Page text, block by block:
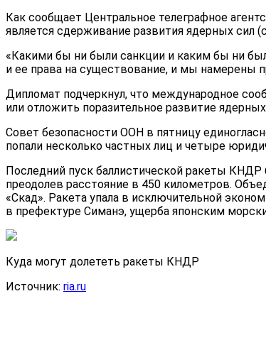
Как сообщает Центральное телеграфное
является сдерживание развития ядерных сил
«Какими бы ни были санкции и каким бы ни
и ее права на существование, и мы намерены
Дипломат подчеркнул, что международное
или отложить поразительное развитие
Совет безопасности ООН в пятницу
попали несколько частных лиц и четыре
Последний пуск баллистической ракеты КНДР
преодолев расстояние в 450 километров.
«Скад». Ракета упала в исключительной
в префектуре Симанэ, ущерба японским
Куда могут долететь ракеты КНДР
Источник: ria.ru